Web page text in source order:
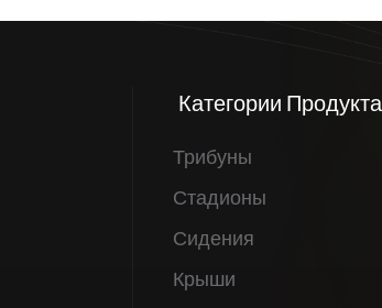
Категории Продукта
Трибуны
Стадионы
Сидения
Крыши